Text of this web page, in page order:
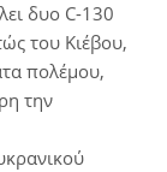
δυο C-130
του Κιέβου,
πολέμου,
την